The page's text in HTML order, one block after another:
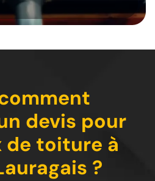
devis pour
de toiture à
?